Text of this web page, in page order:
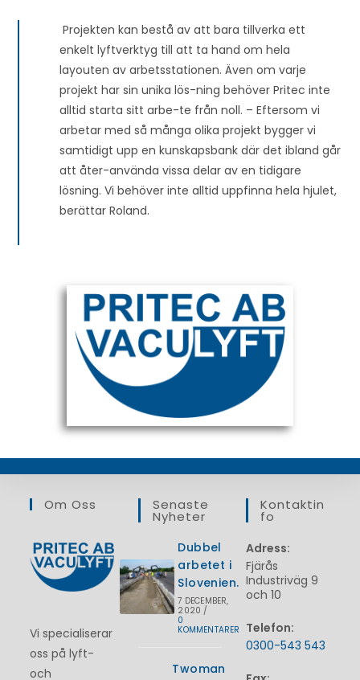
Projekten kan bestå av att bara tillverka ett
enkelt lyftverktyg till att ta hand om hela
layouten av arbetsstationen. Även om varje
projekt har sin unika lös-ning behöver Pritec inte
alltid starta sitt arbe-te från noll. – Eftersom vi
arbetar med så många olika projekt bygger vi
samtidigt upp en kunskapsbank där det ibland går
att åter-använda vissa delar av en tidigare
lösning. Vi behöver inte alltid uppfinna hela hjulet,
berättar Roland.
Om Oss
Vi specialiserar
oss på lyft-
och
Senaste
Nyheter
Dubbel
arbetet i
Slovenien.
7 DECEMBER,
2020 /
0
KOMMENTARER
Twoman
Kontaktin
Fo
Adress:
Fjärås
Industriväg 9
och 10
Telefon:
0300-543 543